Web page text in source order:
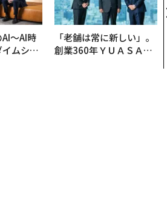
〜AI時
ムシフ
「老舗は常に新しい」。
創業360年ＹＵＡＳＡと